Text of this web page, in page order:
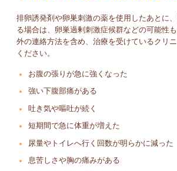
排卵誘発剤や卵巣刺激の薬を使用したあとに
る場合は、卵巣過剰刺激症候群などの可能性
外の連絡方法を含め、治療を受けているクリ
ください。
お腹の張りが急に強くなった
強い下腹部痛がある
吐き気や嘔吐が続く
短期間で急に体重が増えた
尿量やトイレへ行く回数が明らかに減った
息苦しさや胸の痛みがある